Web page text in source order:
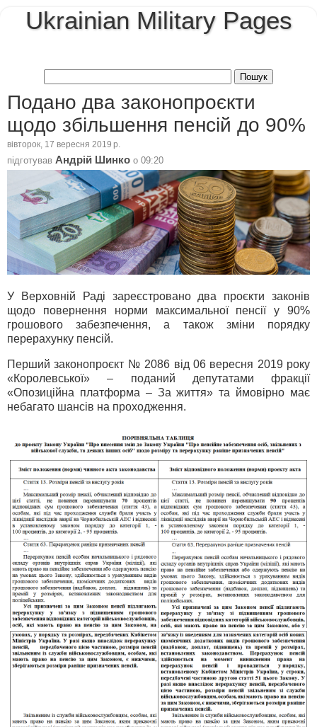
Ukrainian Military Pages
Подано два законопроєкти
щодо збільшення пенсій до 90%
вівторок, 17 вересня 2019 р.
підготував Андрій Шинко о 09:20
У Верховній Раді зареєстровано два проєкти законів
щодо повернення норми максимальної пенсії у 90%
грошового забезпечення, а також зміни порядку
перерахунку пенсій.
Перший законопроєкт № 2086 від 06 вересня 2019 року
«Королевської» – поданий депутатами фракції
«Опозиційна платформа – За життя» та ймовірно має
небагато шансів на проходження.